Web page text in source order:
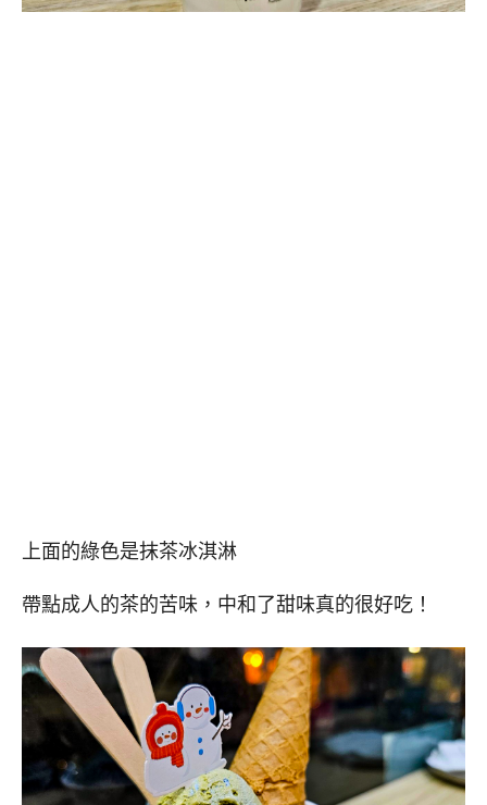
上面的綠色是抹茶冰淇淋
帶點成人的茶的苦味，中和了甜味真的很好吃！